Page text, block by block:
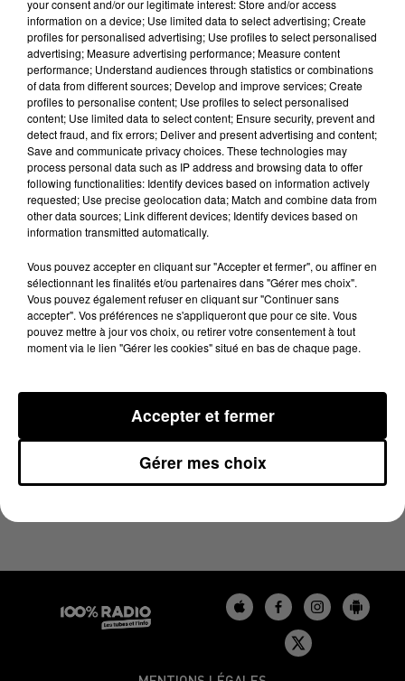
Lecture (4 min 25 sec)
100%
30 avril 2024 - 4 min 25 sec
LES INFOS DU BÉARN DU 30/04/2024 À 08H00
your consent and/or our legitimate interest: Store and/or access
information on a device; Use limited data to select advertising; Create
profiles for personalised advertising; Use profiles to select personalised
advertising; Measure advertising performance; Measure content
performance; Understand audiences through statistics or combinations
of data from different sources; Develop and improve services; Create
profiles to personalise content; Use profiles to select personalised
content; Use limited data to select content; Ensure security, prevent and
detect fraud, and fix errors; Deliver and present advertising and content;
Save and communicate privacy choices. These technologies may
process personal data such as IP address and browsing data to offer
following functionalities: Identify devices based on information actively
requested; Use precise geolocation data; Match and combine data from
other data sources; Link different devices; Identify devices based on
information transmitted automatically.
Vous pouvez accepter en cliquant sur "Accepter et fermer", ou affiner en
sélectionnant les finalités et/ou partenaires dans "Gérer mes choix".
Vous pouvez également refuser en cliquant sur "Continuer sans
accepter". Vos préférences ne s'appliqueront que pour ce site. Vous
pouvez mettre à jour vos choix, ou retirer votre consentement à tout
moment via le lien "Gérer les cookies" situé en bas de chaque page.
Gérer mes choix
Accepter et fermer